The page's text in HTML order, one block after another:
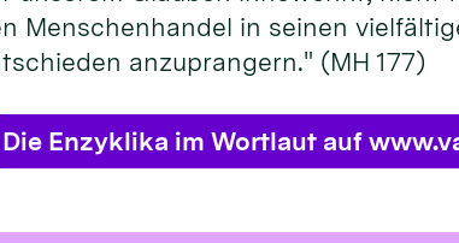
Menschenhandel in seinen
anzuprangern." (MH 177)
Die Enzyklika im Wortlaut auf